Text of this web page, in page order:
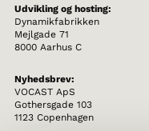
Udvikling og hosting:
Dynamikfabrikken
Mejlgade 71
8000 Aarhus C
Nyhedsbrev:
VOCAST ApS
Gothersgade 103
1123 Copenhagen